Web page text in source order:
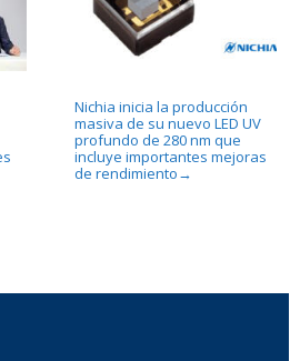
Nichia inicia la producción
masiva de su nuevo LED UV
profundo de 280 nm que
incluye importantes mejoras
de rendimiento →